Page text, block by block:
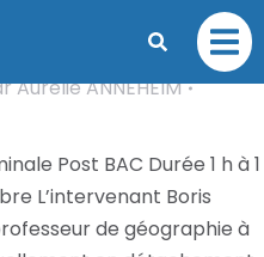
Aurélie ANNEHEIM
Post BAC Durée 1 h à 1
L’intervenant Boris
de géographie à